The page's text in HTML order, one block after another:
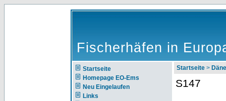
Fischerhäfen in
Startseite
Homepage EO-Ems
Neu Eingelaufen
Links
Startseite >
S147